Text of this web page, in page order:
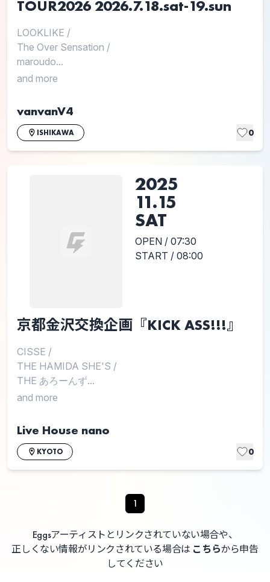
TOUR2026 2026.7.18.sat-19.sun
LOOKLIKE /
The Over Sensation /
maroudo...
and more
vanvanV4
ISHIKAWA 0
2025
11.15
SAT
OPEN / 07:30
START / 08:00
京都金沢交換企画『KICK ASS!!!』
CISSE /
THE HAMIDA SHE'S /
THE あろーんず...
and more
Live House nano
KYOTO 0
1
Eggsアーティストとリンクされていない場合や、
正しくない情報がリンクされている場合は こちらから申告
してください